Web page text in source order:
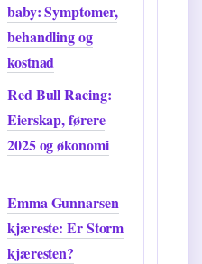
baby: Symptomer,
behandling og
kostnad
Red Bull Racing:
Eierskap, førere
2025 og økonomi
Emma Gunnarsen
kjæreste: Er Storm
kjæresten?